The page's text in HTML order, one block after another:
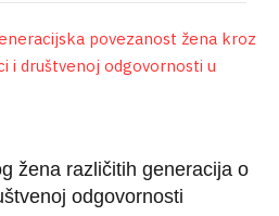
žena različitih generacija o
odgovornosti